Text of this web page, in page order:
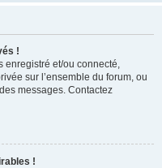
!
enregistré et/ou connecté,
sur l’ensemble du forum, ou
messages. Contactez
!